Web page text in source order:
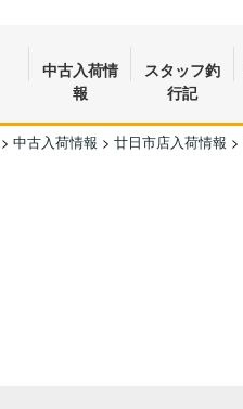
中古入荷情
報
スタッフ釣
行記
> 中古入荷情報 > 廿日市店入荷情報 >